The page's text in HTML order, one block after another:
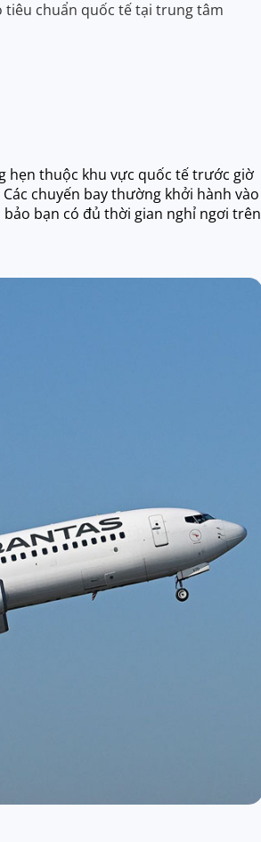
tiêu chuẩn quốc tế tại trung tâm
hẹn thuộc khu vực quốc tế trước giờ
chuyến bay thường khởi hành vào
bảo bạn có đủ thời gian nghỉ ngơi trên